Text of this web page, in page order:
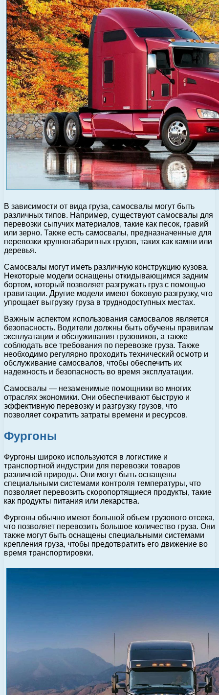
В зависимости от вида груза, самосвалы могут быть
различных типов. Например, существуют самосвалы для
перевозки сыпучих материалов, такие как песок, гравий
или зерно. Также есть самосвалы, предназначенные для
перевозки крупногабаритных грузов, таких как камни или
деревья.
Самосвалы могут иметь различную конструкцию кузова.
Некоторые модели оснащены откидывающимся задним
бортом, который позволяет разгружать груз с помощью
гравитации. Другие модели имеют боковую разгрузку, что
упрощает выгрузку груза в труднодоступных местах.
Важным аспектом использования самосвалов является
безопасность. Водители должны быть обучены правилам
эксплуатации и обслуживания грузовиков, а также
соблюдать все требования по перевозке груза. Также
необходимо регулярно проходить технический осмотр и
обслуживание самосвалов, чтобы обеспечить их
надежность и безопасность во время эксплуатации.
Самосвалы — незаменимые помощники во многих
отраслях экономики. Они обеспечивают быструю и
эффективную перевозку и разгрузку грузов, что
позволяет сократить затраты времени и ресурсов.
Фургоны
Фургоны широко используются в логистике и
транспортной индустрии для перевозки товаров
различной природы. Они могут быть оснащены
специальными системами контроля температуры, что
позволяет перевозить скоропортящиеся продукты, такие
как продукты питания или лекарства.
Фургоны обычно имеют большой объем грузового отсека,
что позволяет перевозить большое количество груза. Они
также могут быть оснащены специальными системами
крепления груза, чтобы предотвратить его движение во
время транспортировки.